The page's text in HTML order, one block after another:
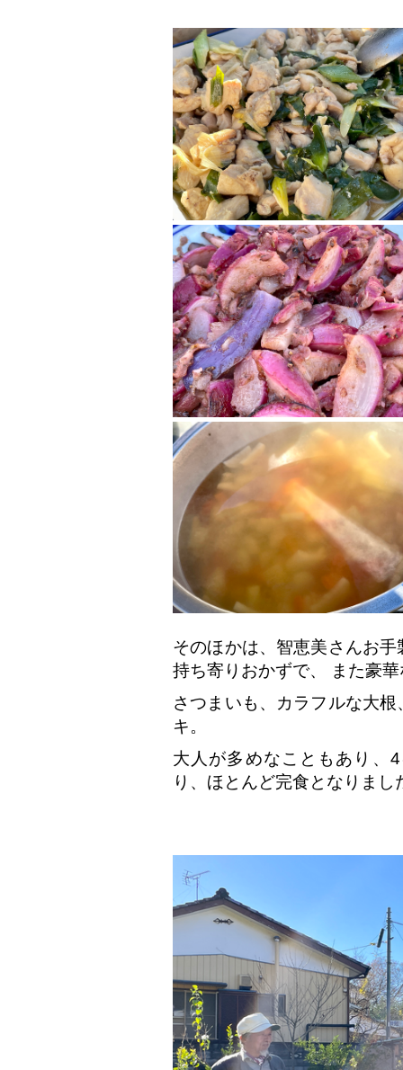
そのほかは、智恵美さんお
持ち寄りおかずで、 また豪
さつまいも、カラフルな大
キ。
大人が多めなこともあり、
り、ほとんど完食となりまし